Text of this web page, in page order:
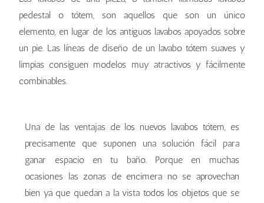
pedestal o tótem, son aquellos que son un único
elemento, en lugar de los antiguos lavabos apoyados sobre
un pie. Las líneas de diseño de un lavabo tótem suaves y
limpias consiguen modelos muy atractivos y fácilmente
combinables.
Una de las ventajas de los nuevos lavabos tótem, es
precisamente que suponen una solución fácil para
ganar espacio en tu baño. Porque en muchas
ocasiones las zonas de encimera no se aprovechan
bien ya que quedan a la vista todos los objetos que se